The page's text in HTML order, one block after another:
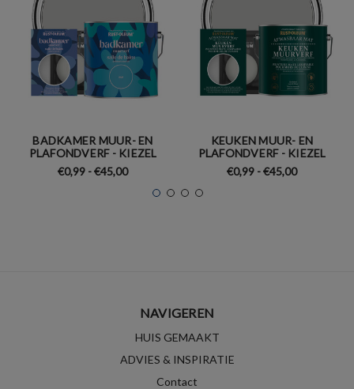
BADKAMER MUUR- EN
PLAFONDVERF - KIEZEL
€0,99 - €45,00
KEUKEN MUUR- EN
PLAFONDVERF - KIEZEL
€0,99 - €45,00
NAVIGEREN
HUIS GEMAAKT
ADVIES & INSPIRATIE
Contact